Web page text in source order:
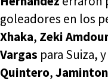
goleadores en los
Xhaka, Zeki
Vargas para Suiza, y
Quintero,